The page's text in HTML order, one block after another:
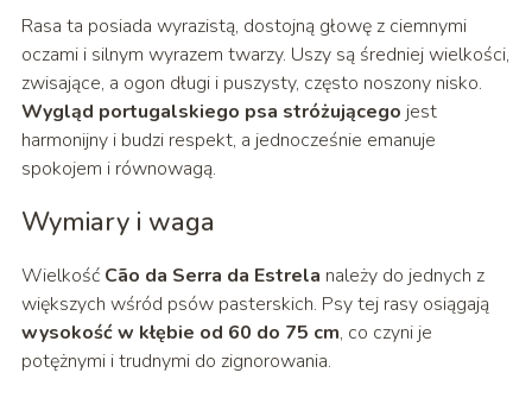
Rasa ta posiada wyrazistą, dostojną głowę z ciemnymi
oczami i silnym wyrazem twarzy. Uszy są średniej wielkości,
zwisające, a ogon długi i puszysty, często noszony nisko.
Wygląd portugalskiego psa stróżującego jest
harmonijny i budzi respekt, a jednocześnie emanuje
spokojem i równowagą.
Wymiary i waga
Wielkość Cão da Serra da Estrela należy do jednych z
większych wśród psów pasterskich. Psy tej rasy osiągają
wysokość w kłębie od 60 do 75 cm, co czyni je
potężnymi i trudnymi do zignorowania.